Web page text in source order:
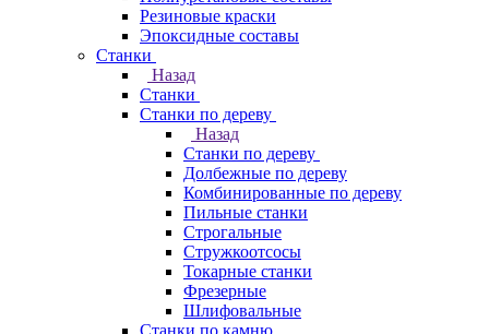
Резиновые краски
Эпоксидные составы
Станки
Назад
Станки
Станки по дереву
Назад
Станки по дереву
Долбежные по дереву
Комбинированные по дереву
Пильные станки
Строгальные
Стружкоотсосы
Токарные станки
Фрезерные
Шлифовальные
Станки по камню